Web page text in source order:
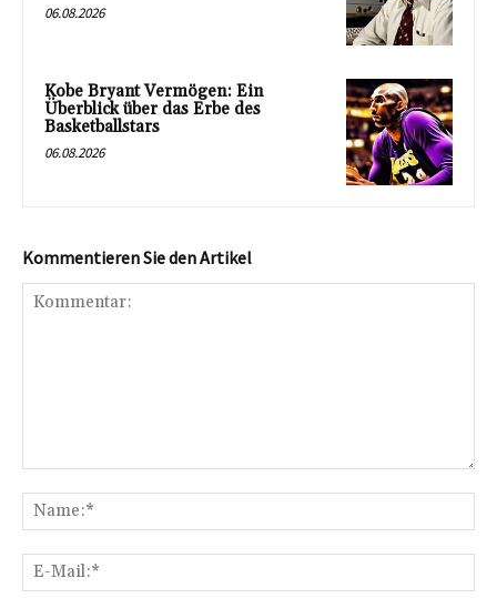
06.08.2026
Kobe Bryant Vermögen: Ein
Überblick über das Erbe des
Basketballstars
06.08.2026
Kommentieren Sie den Artikel